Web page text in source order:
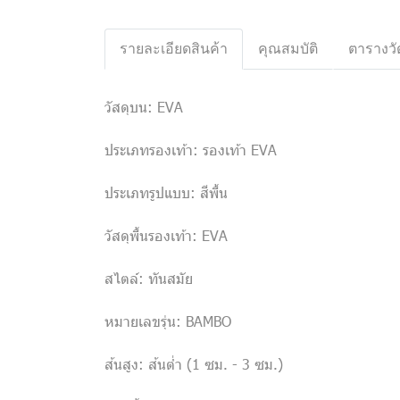
รายละเอียดสินค้า คุณสมบัติ ตาราง
วัสดุบน: EVA
ประเภทรองเท้า: รองเท้า EVA
ประเภทรูปแบบ: สีพื้น
วัสดุพื้นรองเท้า: EVA
สไตล์: ทันสมัย
หมายเลขรุ่น: BAMBO
ส้นสูง: ส้นต่ำ (1 ซม. - 3 ซม.)